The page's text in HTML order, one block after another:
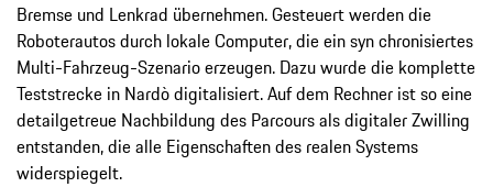
Bremse und Lenkrad übernehmen. Gesteuert werden die
Roboterautos durch lokale Computer, die ein syn­ chronisiertes
Multi-Fahrzeug-Szenario erzeugen. Dazu wurde die komplette
Teststrecke in Nardò digitalisiert. Auf dem Rechner ist so eine
detailgetreue Nachbildung des Parcours als digitaler Zwilling
entstanden, die alle Eigenschaften des realen Systems
widerspiegelt.